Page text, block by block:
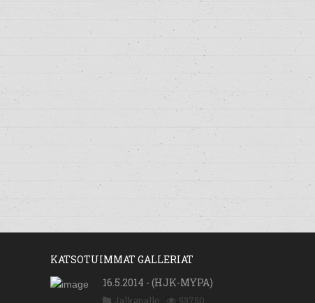
KATSOTUIMMAT GALLERIAT
16.5.2014 - (HJK-MYPA)
Jalkapallo 53750